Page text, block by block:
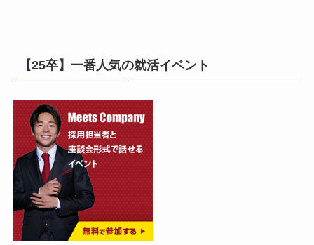
【25卒】一番人気の就活イベント